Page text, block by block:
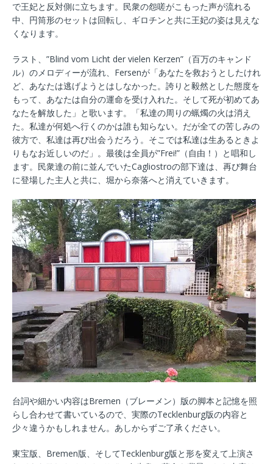
で王妃と反対側に立ちます。民衆の怨嗟がこもった声が流れる
中、円筒形のセットは回転し、ギロチンと共に王妃の姿は見えな
くなります。
ラスト、”Blind vom Licht der vielen Kerzen”（百万のキャンド
ル）のメロディーが流れ、Fersenが「あなたを救おうとしたけれ
ど、あなたは逃げようとはしなかった。誇りと毅然とした態度を
もって、あなたは自分の運命を受け入れた。そして死が初めてあ
なたを解放した」と歌います。「私達の周りの蝋燭の火は消え
た。私達が何処へ行くのかは誰も知らない。だが全ての苦しみの
彼方で、私達は再び出会うだろう。そこでは私達は生あるときよ
りもなお近しいのだ」。最後は全員が”Frei!”（自由！）と唱和し
ます。民衆達の前に並んでいたCagliostroの部下達は、再び舞台
に登場した主人と共に、堀から奈落へと消えていきます。
台詞や細かい内容はBremen（ブレーメン）版の脚本と記憶を照
らし合わせて書いているので、実際のTecklenburg版の内容と
少々違うかもしれません。あしからずご了承ください。
東宝版、Bremen版、そしてTecklenburg版と形を変えて上演さ